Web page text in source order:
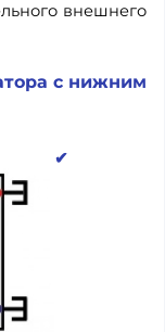
внешнего
с нижним
✔